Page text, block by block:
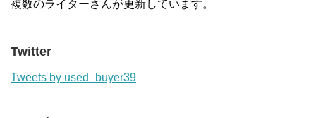
複数のライターさんが更新しています。
Twitter
Tweets by used_buyer39